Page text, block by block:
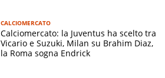
CALCIOMERCATO
Calciomercato: la Juventus ha scelto tra
Vicario e Suzuki, Milan su Brahim Diaz,
la Roma sogna Endrick